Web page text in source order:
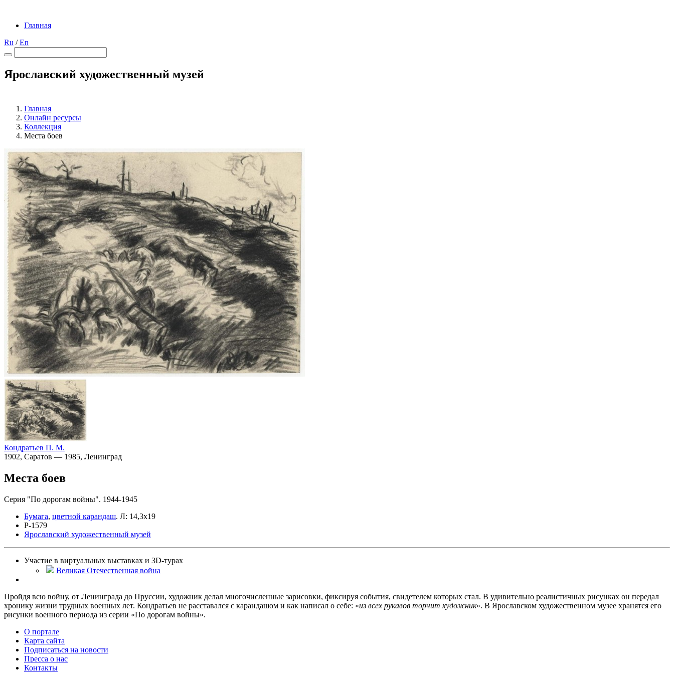
Главная
Ru /En
Ярославский художественный музей
Главная
Онлайн ресурсы
Коллекция
Места боев
Кондратьев П. М.
1902, Саратов — 1985, Ленинград
Места боев
Серия "По дорогам войны". 1944-1945
Бумага, цветной карандаш. Л: 14,3x19
Р-1579
Ярославский художественный музей
Участие в виртуальных выставках и 3D-турах
Великая Отечественная война
Пройдя всю войну, от Ленинграда до Пруссии, художник делал многочисленные зарисовки, фиксируя события, свидетелем которых стал. В удивительно реалистичных рисунках он передал
хронику жизни трудных военных лет. Кондратьев не расставался с карандашом и как написал о себе: «из всех рукавов торчит художник». В Ярославском художественном музее хранятся его
рисунки военного периода из серии «По дорогам войны».
О портале
Карта сайта
Подписаться на новости
Пресса о нас
Контакты